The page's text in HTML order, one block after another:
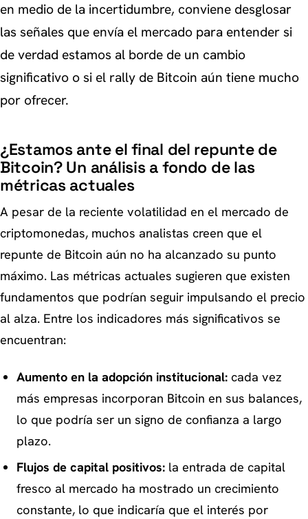
en medio de la incertidumbre, conviene desglosar
las señales que envía el mercado para entender si
de verdad estamos al borde de un cambio
significativo o si el rally de Bitcoin aún tiene mucho
por ofrecer.
¿Estamos ante el final del repunte de
Bitcoin? Un análisis a fondo de las
métricas actuales
A pesar de la reciente volatilidad en el mercado de
criptomonedas, muchos analistas creen que el
repunte de Bitcoin aún no ha alcanzado su punto
máximo. Las métricas actuales sugieren que existen
fundamentos que podrían seguir impulsando el precio
al alza. Entre los indicadores más significativos se
encuentran:
Aumento en la adopción institucional:cada vez
más empresas incorporan Bitcoin en sus balances,
lo que podría ser un signo de confianza a largo
plazo.
Flujos de capital positivos:la entrada de capital
fresco al mercado ha mostrado un crecimiento
constante, lo que indicaría que el interés por